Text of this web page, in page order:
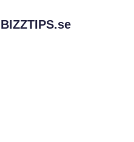
BIZZTIPS.se